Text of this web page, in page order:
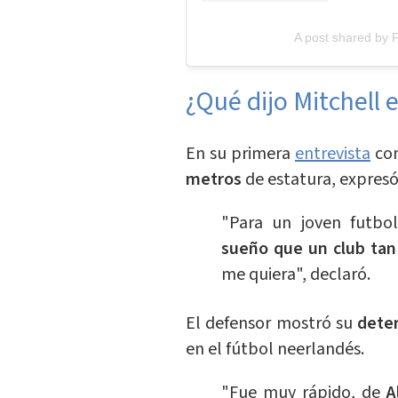
A post shared by
¿Qué dijo Mitchell
En su primera entrevista
metros de estatura,
"Para un joven
sueño que un club
me quiera", declaró.
El defensor mostró su
en el fútbol neerlandés.
"Fue muy rápido, de